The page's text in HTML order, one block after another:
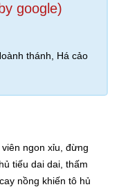
google)
thánh, Há cảo
ngon xỉu, đừng
tiếu dai dai, thấm
nồng khiến tô hủ